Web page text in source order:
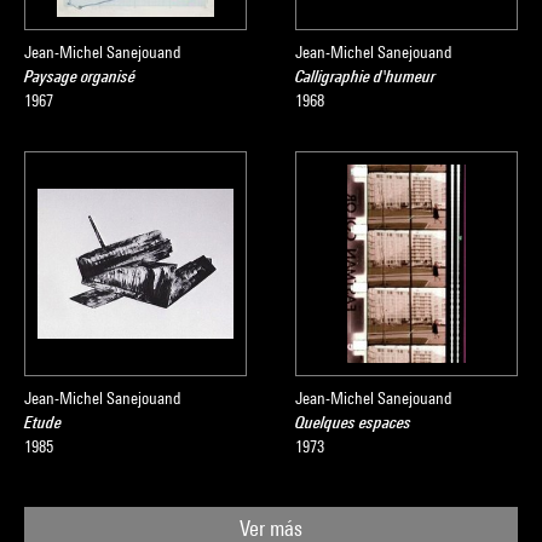
Jean-Michel Sanejouand
Paysage organisé
1967
Jean-Michel Sanejouand
Calligraphie d'humeur
1968
Jean-Michel Sanejouand
Etude
1985
Jean-Michel Sanejouand
Quelques espaces
1973
Ver más